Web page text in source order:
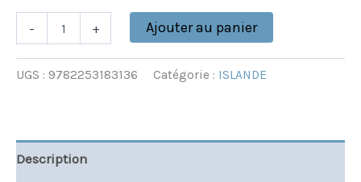
- + Ajouter au panier
UGS : 9782253183136 Catégorie : ISLANDE
Description